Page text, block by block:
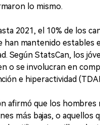
lo mismo.
2021, el 10% de los
han mantenido
Según StatsCan, los
o se involucran en
e hiperactividad
afirmó que los hombres
más bajas, o aquellos